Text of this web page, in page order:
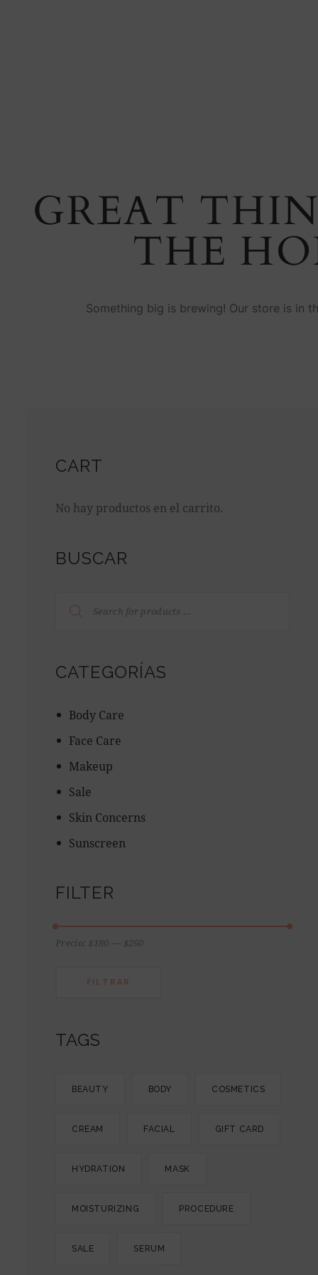
GREAT
THE
Something big is brewing! Our store is in
CART
No hay productos en el carrito.
BUSCAR
CATEGORÍAS
Body Care
Face Care
Makeup
Sale
Skin Concerns
Sunscreen
FILTER
FILTRAR
Precio: $180 $260
TAGS
BEAUTY BODY COSMETICS
CREAM FACIAL GIFT CARD
HYDRATION MASK
MOISTURIZING PROCEDURE
SALE SERUM